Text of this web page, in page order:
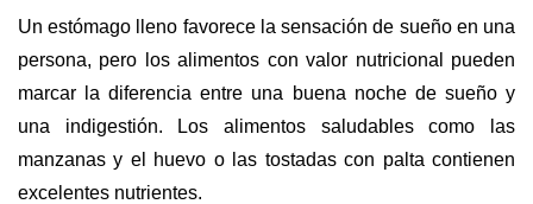
Un estómago lleno favorece la sensación de sueño en una
persona, pero los alimentos con valor nutricional pueden
marcar la diferencia entre una buena noche de sueño y
una indigestión. Los alimentos saludables como las
manzanas y el huevo o las tostadas con palta contienen
excelentes nutrientes.